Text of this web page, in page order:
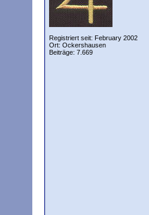
Registriert seit: February 2002
Ort: Ockershausen
Beiträge: 7.669